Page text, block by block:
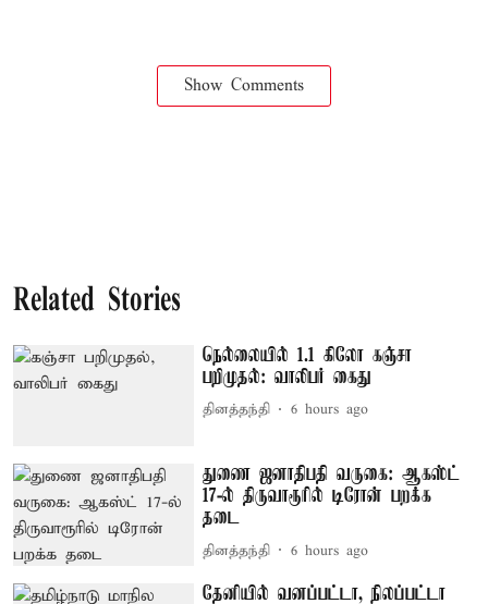
Show Comments
Related Stories
நெல்லையில் 1.1 கிலோ கஞ்சா
பறிமுதல்: வாலிபர் கைது
தினத்தந்தி 6 hours ago
துணை ஜனாதிபதி வருகை: ஆகஸ்ட்
17-ல் திருவாரூரில் டிரோன் பறக்க
தடை
தினத்தந்தி 6 hours ago
தேனியில் வனப்பட்டா, நிலப்பட்டா